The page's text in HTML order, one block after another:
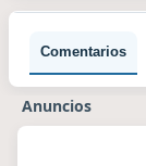
Comentarios
Anuncios